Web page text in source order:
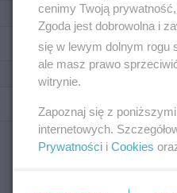
cenimy Twoją
Zgoda jest dobrowolna i
się w lewym dolnym rogu
ale masz prawo
witrynie.
Zapoznaj się z
internetowych.
Prywatności i Cookies